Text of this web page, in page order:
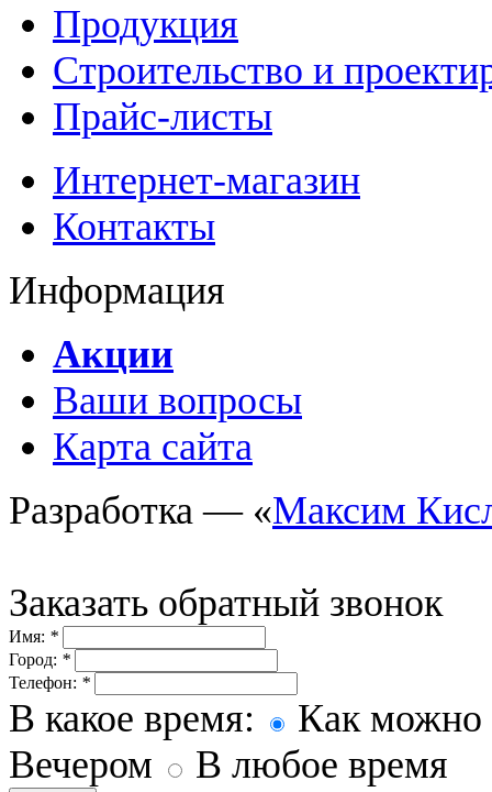
Продукция
Строительство и
Прайс-листы
Интернет-магазин
Контакты
Информация
Акции
Ваши вопросы
Карта сайта
Разработка — «Максим
Заказать обратный звонок
Имя: *
Город: *
Телефон: *
В какое время:
Как можно
Вечером
В любое время